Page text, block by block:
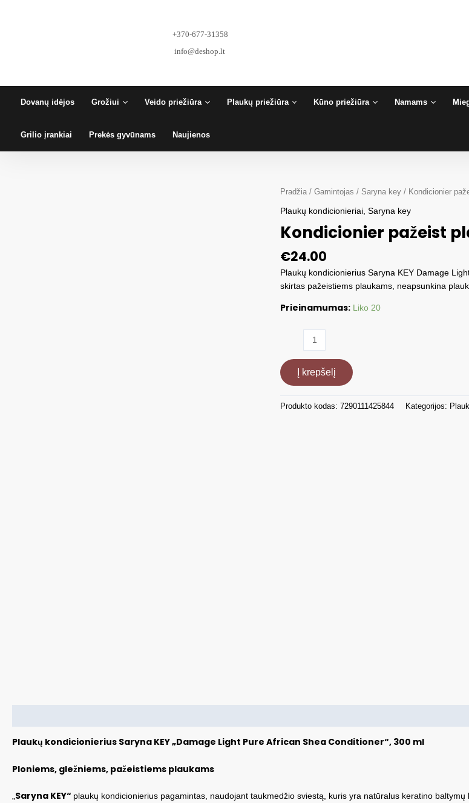
+370-677-31358
info@deshop.lt
Dovanų idėjos Grožiui Veido priežiūra Plaukų priežiūra Kūno priežiūra Namams
Grilio įrankiai Prekės gyvūnams Naujienos
Pradžia /Gamintojas / Saryna key / Kondicionier
Plaukų kondicionieriai ,Saryna key
Kondicionier pažeist
€24.00
Plaukų kondicionierius Saryna KEY Damage
skirtas pažeistiems plaukams, neapsunkina
Prieinamumas: Liko 20
produkto
Kondicionier
pažeist
plauk
Light,
Į krepšelį
Produkto kodas:7290111425844 Kategorijos:
Plaukų kondicionierius Saryna KEY „Damage Light Pure African Shea Conditioner“, 300 ml
Ploniems, gležniems, pažeistiems plaukams
Saryna KEY“ plaukų kondicionierius pagamintas, naudojant taukmedžio sviestą, kuris yra natūralus keratino